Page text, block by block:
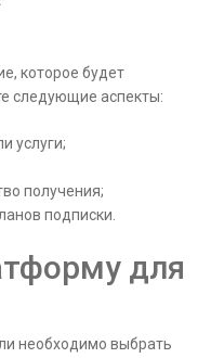
которое будет
следующие аспекты:
услуги;
получения;
подписки.
для
необходимо выбрать